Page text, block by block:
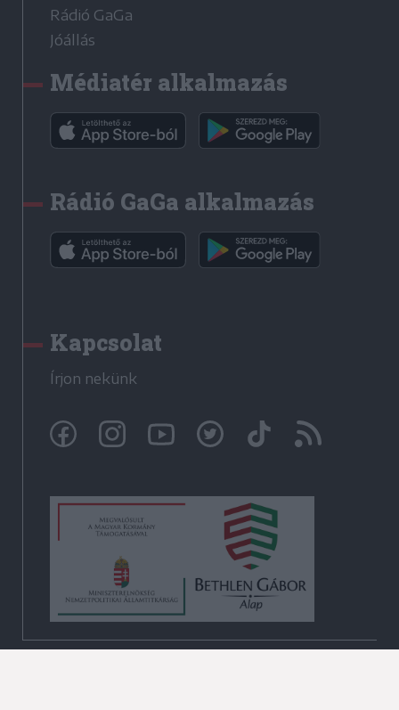
Rádió GaGa
Jóállás
Médiatér alkalmazás
Rádió GaGa alkalmazás
Kapcsolat
Írjon nekünk